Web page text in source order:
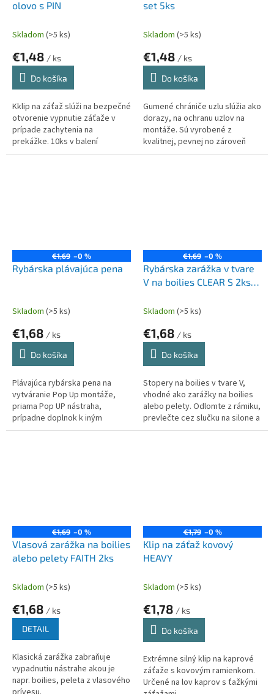
olovo s PIN
Skladom (>5 ks)
€1,48 / ks
Do košíka
Kklip na záťaž slúži na bezpečné
otvorenie vypnutie záťaže v
prípade zachytenia na
prekážke. 10ks v balení
set 5ks
Skladom (>5 ks)
€1,48 / ks
Do košíka
Gumené chrániče uzlu slúžia ako
dorazy, na ochranu uzlov na
montáže. Sú vyrobené z
kvalitnej, pevnej no zároveň
pružnej gumy. Navlečte na
€1,69 –0 %
Rybárska plávajúca pena
Skladom (>5 ks)
€1,68 / ks
Do košíka
Plávajúca rybárska pena na
vytváranie Pop Up montáže,
priama Pop UP nástraha,
prípadne doplnok k iným
nástrahám na vláčenie,...
€1,69 –0 %
Rybárska zarážka v tvare
V na boilies CLEAR S 2ks
Skladom (>5 ks)
€1,68 / ks
Do košíka
Stopery na boilies v tvare V,
vhodné ako zarážky na boilies
alebo pelety. Odlomte z rámiku,
prevlečte cez slučku na silone a
vtiahnite do boilies.
€1,69 –0 %
Vlasová zarážka na boilies
alebo pelety FAITH 2ks
Skladom (>5 ks)
€1,68 / ks
DETAIL
Klasická zarážka zabraňuje
vypadnutiu nástrahe akou je
napr. boilies, peleta z vlasového
€1,79 –0 %
Klip na záťaž kovový
HEAVY
Skladom (>5 ks)
€1,78 / ks
Do košíka
Extrémne silný klip na kaprové
záťaže s kovovým ramienkom.
Určené na lov kaprov s ťažkými